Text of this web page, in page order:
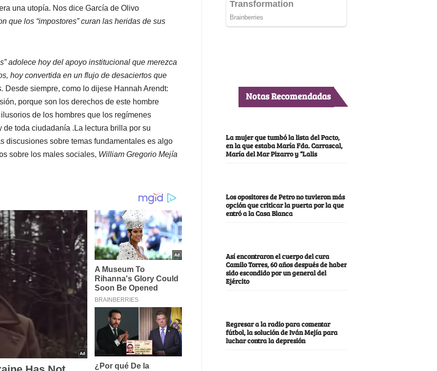
una utopía. Nos dice García de Olivo
que los “impostores” curan las heridas de sus
adolece hoy del apoyo institucional que merezca
hoy convertida en un flujo de desaciertos que
Desde siempre, como lo dijese Hannah Arendt:
porque son los derechos de este hombre
de los hombres que los regímenes
toda ciudadanía .La lectura brilla por su
discusiones sobre temas fundamentales es algo
sobre los males sociales, William Gregorio Mejía
Notas Recomendadas
La mujer que tumbó la lista del Pacto,
en la que estaba María Fda. Carrascal,
María del Mar Pizarro y “Lalis
Los opositores de Petro no tuvieron más
opción que criticar la puerta por la que
entró a la Casa Blanca
Así encontraron el cuerpo del cura
Camilo Torres, 60 años después de haber
sido escondido por un general del
Ejército
Regresar a la radio para comentar
fútbol, la solución de Iván Mejía para
luchar contra la depresión